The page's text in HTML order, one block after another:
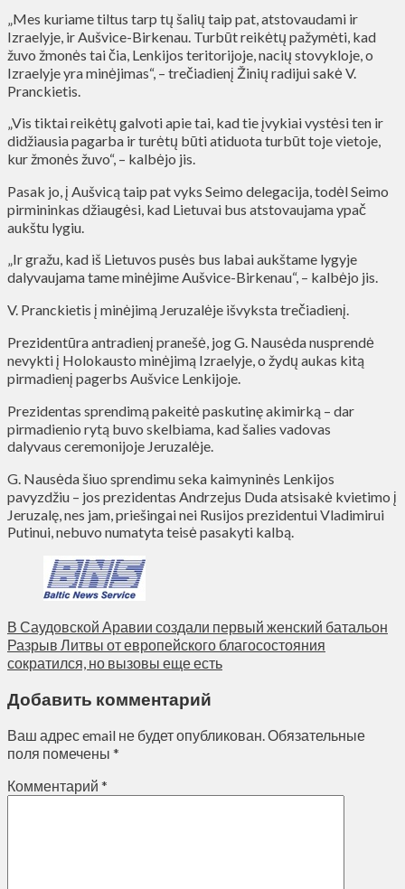
„Mes kuriame tiltus tarp tų šalių taip pat, atstovaudami ir
Izraelyje, ir Aušvice-Birkenau. Turbūt reikėtų pažymėti, kad
žuvo žmonės tai čia, Lenkijos teritorijoje, nacių stovykloje, o
Izraelyje yra minėjimas“, – trečiadienį Žinių radijui sakė V.
Pranckietis.
„Vis tiktai reikėtų galvoti apie tai, kad tie įvykiai vystėsi ten ir
didžiausia pagarba ir turėtų būti atiduota turbūt toje vietoje,
kur žmonės žuvo“, – kalbėjo jis.
Pasak jo, į Aušvicą taip pat vyks Seimo delegacija, todėl Seimo
pirmininkas džiaugėsi, kad Lietuvai bus atstovaujama ypač
aukštu lygiu.
„Ir gražu, kad iš Lietuvos pusės bus labai aukštame lygyje
dalyvaujama tame minėjime Aušvice-Birkenau“, – kalbėjo jis.
V. Pranckietis į minėjimą Jeruzalėje išvyksta trečiadienį.
Prezidentūra antradienį pranešė, jog G. Nausėda nusprendė
nevykti į Holokausto minėjimą Izraelyje, o žydų aukas kitą
pirmadienį pagerbs Aušvice Lenkijoje.
Prezidentas sprendimą pakeitė paskutinę akimirką – dar
pirmadienio rytą buvo skelbiama, kad šalies vadovas
dalyvaus ceremonijoje Jeruzalėje.
G. Nausėda šiuo sprendimu seka kaimyninės Lenkijos
pavyzdžiu – jos prezidentas Andrzejus Duda atsisakė kvietimo į
Jeruzalę, nes jam, priešingai nei Rusijos prezidentui Vladimirui
Putinui, nebuvo numatyta teisė pasakyti kalbą.
В Саудовской Аравии создали первый женский батальон
Разрыв Литвы от европейского благосостояния
сократился, но вызовы еще есть
Добавить комментарий
Ваш адрес email не будет опубликован.Обязательные
поля помечены *
Комментарий *